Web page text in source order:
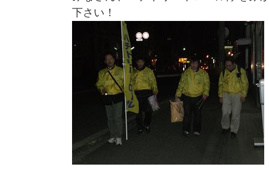
下さい！